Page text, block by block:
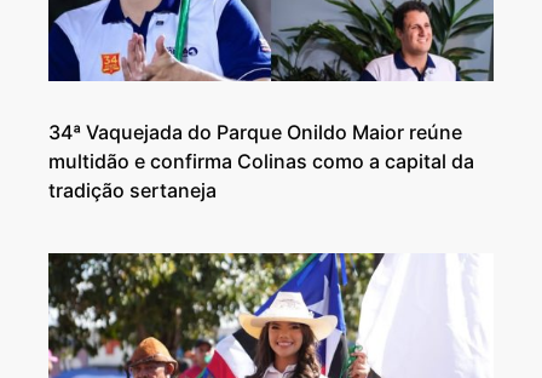
34ª Vaquejada do Parque Onildo Maior reúne
multidão e confirma Colinas como a capital da
tradição sertaneja